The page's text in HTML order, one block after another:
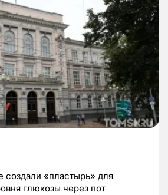
создали «пластырь» для
глюкозы через пот